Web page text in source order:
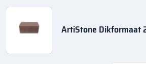
ArtiStone Dikformaat